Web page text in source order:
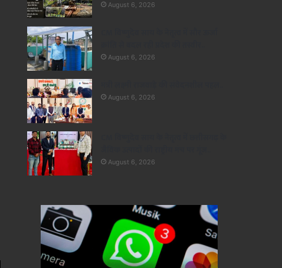
August 6, 2026
August 6, 2026
August 6, 2026
August 6, 2026